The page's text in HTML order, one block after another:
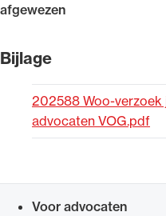
afgewezen
Bijlage
202588 Woo-
advocaten VOG.pdf
Voor advocaten
Uitgelicht